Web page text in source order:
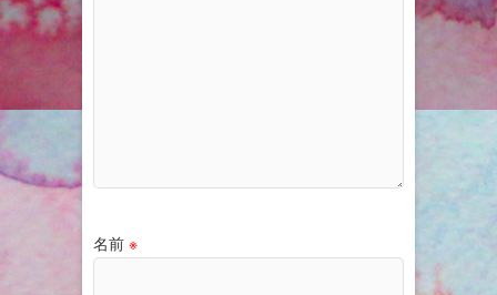
名前 ※